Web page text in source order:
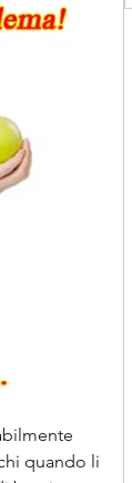
quando li